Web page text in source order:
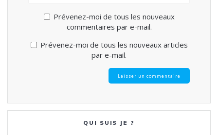
Prévenez-moi de tous les nouveaux
commentaires par e-mail.
Prévenez-moi de tous les nouveaux articles
par e-mail.
QUI SUIS JE ?